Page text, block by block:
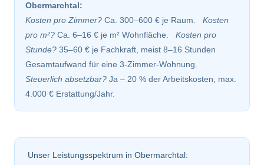
Obermarchtal:
Kosten pro Zimmer? Ca. 300–600 € je Raum. Kosten
pro m²? Ca. 6–16 € je m² Wohnfläche. Kosten pro
Stunde? 35–60 € je Fachkraft, meist 8–16 Stunden
Gesamtaufwand für eine 3-Zimmer-Wohnung.
Steuerlich absetzbar? Ja – 20 % der Arbeitskosten, max.
4.000 € Erstattung/Jahr.
Unser Leistungsspektrum in Obermarchtal: